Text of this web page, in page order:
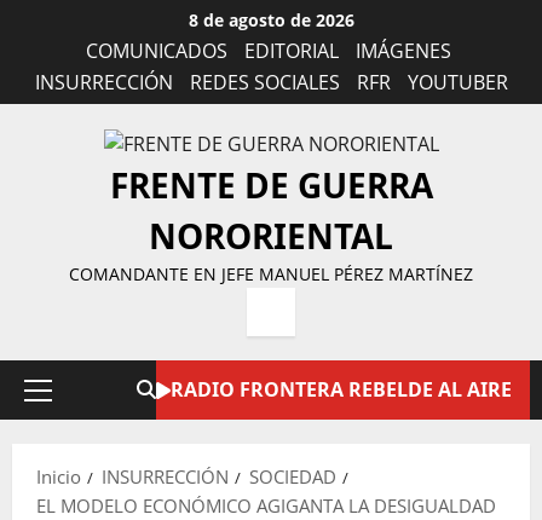
contenido
8 de agosto de 2026
COMUNICADOS EDITORIAL
IMÁGENES
INSURRECCIÓN
REDES SOCIALES RFR YOUTUBER
FRENTE DE GUERRA
NORORIENTAL
COMANDANTE EN JEFE MANUEL PÉREZ MARTÍNEZ
Menú
RADIO FRONTERA REBELDE AL AIRE
Inicio INSURRECCIÓN
SOCIEDAD
EL MODELO ECONÓMICO AGIGANTA LA DESIGUALDAD